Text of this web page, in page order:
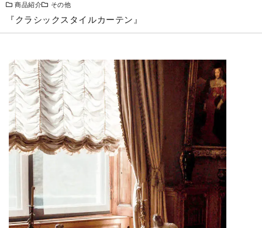
商品紹介 その他
『クラシックスタイルカーテン』